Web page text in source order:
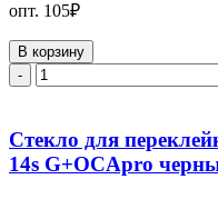
опт. 105₽
В корзину
-
Стекло для
14s G+OCApro